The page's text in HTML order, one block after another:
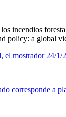
incendios
policy: a global
el mostrador 24/1/
corresponde a